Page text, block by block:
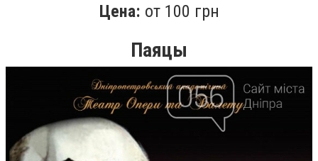
Цена: от 100 грн
Паяцы